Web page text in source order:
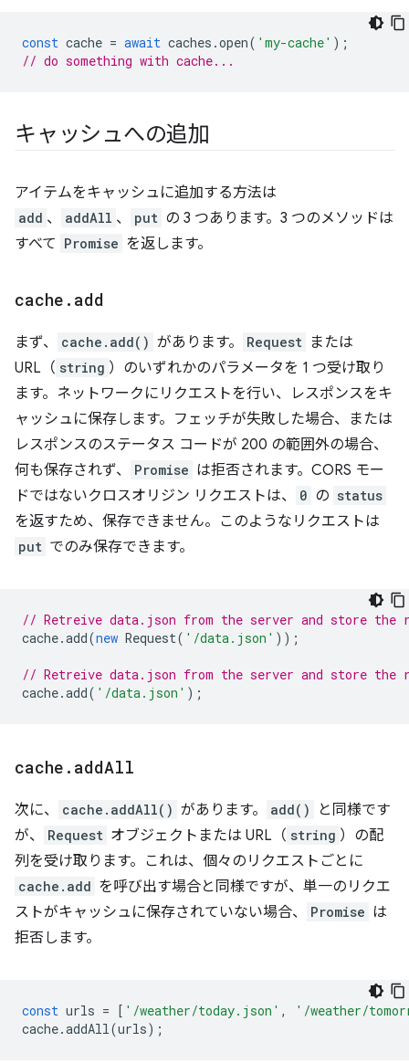
const cache = await caches .open( 'my-cache' );
// do something with cache...
キャッシュへの追加
アイテムをキャッシュに追加する方法は
add 、 addAll 、 put の 3 つあります。3 つのメソッドは
すべて Promise を返します。
cache . add
まず、 cache.add() があります。 Request または
URL（ string ）のいずれかのパラメータを 1 つ受け取り
ます。ネットワークにリクエストを行い、レスポンスをキ
ャッシュに保存します。フェッチが失敗した場合、または
レスポンスのステータス コードが 200 の範囲外の場合、
何も保存されず、
Promise は拒否されます。CORS モー
ドではないクロスオリジン リクエストは、
0 の status
を返すため、保存できません。このようなリクエストは
put でのみ保存できます。
// Retreive data.json from the server and store the
cache.add(new Request( '/data.json' ));
// Retreive data.json from the server and store the
cache.add( '/data.json' );
cache . addAll
次に、 cache.addAll() があります。 add()
と同様です
が、
Request オブジェクトまたは URL（ string ）の配
列を受け取ります。これは、個々のリクエストごとに
cache.add を呼び出す場合と同様ですが、単一のリクエ
ストがキャッシュに保存されていない場合、
Promise は
拒否します。
const urls = [ '/weather/today.json' ,
'/weather/
cache.addAll(urls);